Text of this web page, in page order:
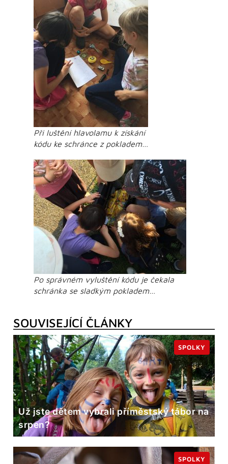
Při luštění hlavolamu k získání
kódu ke schránce z pokladem…
Po správném vyluštění kódu je čekala
schránka se sladkým pokladem…
SOUVISEJÍCÍ ČLÁNKY
Už jste dětem vybrali příměstský tábor na
srpen?
SPOLKY
SPOLKY